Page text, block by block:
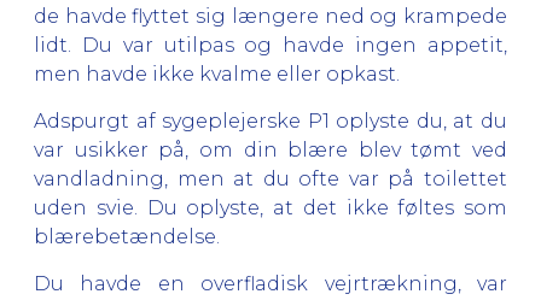
de havde flyttet sig længere ned og krampede
lidt. Du var utilpas og havde ingen appetit,
men havde ikke kvalme eller opkast.
Adspurgt af sygeplejerske P1 oplyste du, at du
var usikker på, om din blære blev tømt ved
vandladning, men at du ofte var på toilettet
uden svie. Du oplyste, at det ikke føltes som
blærebetændelse.
Du havde en overfladisk vejrtrækning, var